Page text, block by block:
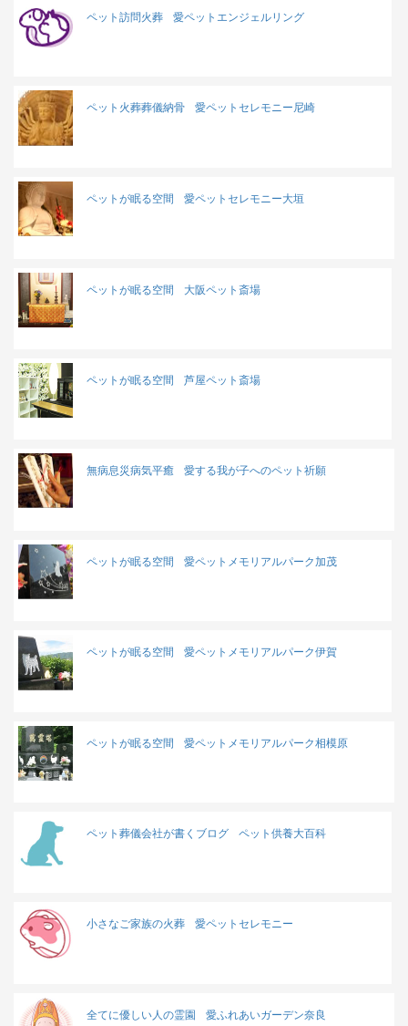
ペット訪問火葬 愛ペットエンジェルリング
ペット火葬葬儀納骨 愛ペットセレモニー尼崎
ペットが眠る空間 愛ペットセレモニー大垣
ペットが眠る空間 大阪ペット斎場
ペットが眠る空間 芦屋ペット斎場
無病息災病気平癒 愛する我が子へのペット祈願
ペットが眠る空間 愛ペットメモリアルパーク加茂
ペットが眠る空間 愛ペットメモリアルパーク伊賀
ペットが眠る空間 愛ペットメモリアルパーク相模原
ペット葬儀会社が書くブログ ペット供養大百科
小さなご家族の火葬 愛ペットセレモニー
全てに優しい人の霊園 愛ふれあいガーデン奈良